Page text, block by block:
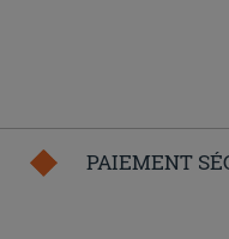
PAIEMENT